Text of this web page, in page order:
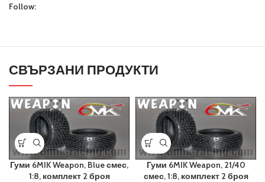
Follow:
СВЪРЗАНИ ПРОДУКТИ
Гуми 6MIK Weapon, Blue смес,
1:8, комплект 2 броя
Гуми 6MIK Weapon, 21/40
смес, 1:8, комплект 2 броя